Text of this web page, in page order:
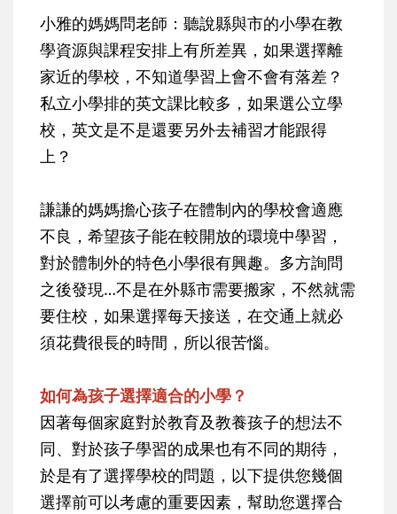
小雅的媽媽問老師：聽說縣與市的小學在教
學資源與課程安排上有所差異，如果選擇離
家近的學校，不知道學習上會不會有落差？
私立小學排的英文課比較多，如果選公立學
校，英文是不是還要另外去補習才能跟得
上？
謙謙的媽媽擔心孩子在體制內的學校會適應
不良，希望孩子能在較開放的環境中學習，
對於體制外的特色小學很有興趣。多方詢問
之後發現…不是在外縣市需要搬家，不然就需
要住校，如果選擇每天接送，在交通上就必
須花費很長的時間，所以很苦惱。
如何為孩子選擇適合的小學？
因著每個家庭對於教育及教養孩子的想法不
同、對於孩子學習的成果也有不同的期待，
於是有了選擇學校的問題，以下提供您幾個
選擇前可以考慮的重要因素，幫助您選擇合